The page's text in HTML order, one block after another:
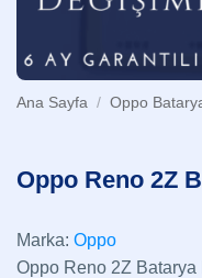
Ana Sayfa / Oppo
Oppo Reno 2Z
Marka: Oppo
Oppo Reno 2Z